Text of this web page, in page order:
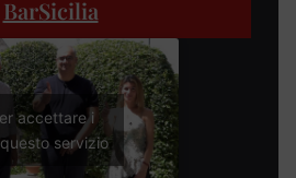
BarSicilia
accettare i
servizio